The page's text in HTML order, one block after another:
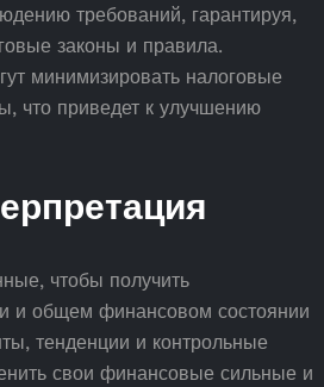
требований, гарантируя,
законы и правила.
минимизировать налоговые
что приведет к улучшению
чтобы получить
и общем финансовом состоянии
тенденции и контрольные
свои финансовые сильные и